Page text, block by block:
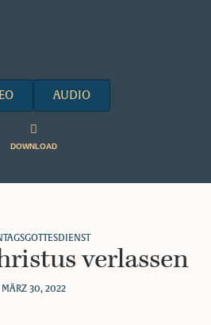
AUDIO
DOWNLOAD
verlassen
MÄRZ 30, 2022